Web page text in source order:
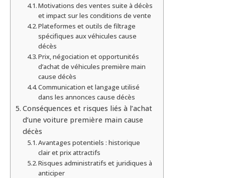
Motivations des ventes suite à décès
et impact sur les conditions de vente
Plateformes et outils de filtrage
spécifiques aux véhicules cause
décès
Prix, négociation et opportunités
d’achat de véhicules première main
cause décès
Communication et langage utilisé
dans les annonces cause décès
Conséquences et risques liés à l’achat
d’une voiture première main cause
décès
Avantages potentiels : historique
clair et prix attractifs
Risques administratifs et juridiques à
anticiper